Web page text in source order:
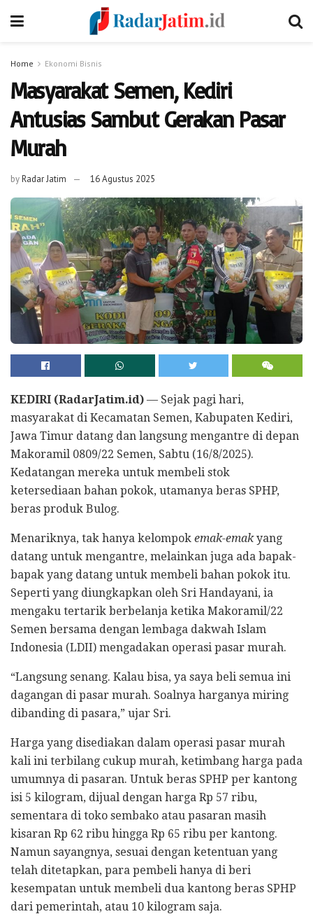
Home Ekonomi Bisnis
Masyarakat Semen, Kediri
Antusias Sambut Gerakan Pasar
Murah
byRadar Jatim 16 Agustus 2025
KEDIRI (RadarJatim.id) — Sejak pagi hari,
masyarakat di Kecamatan Semen, Kabupaten Kediri,
Jawa Timur datang dan langsung mengantre di depan
Makoramil 0809/22 Semen, Sabtu (16/8/2025).
Kedatangan mereka untuk membeli stok
ketersediaan bahan pokok, utamanya beras SPHP,
beras produk Bulog.
Menariknya, tak hanya kelompok emak-emakyang
datang untuk mengantre, melainkan juga ada bapak-
bapak yang datang untuk membeli bahan pokok itu.
Seperti yang diungkapkan oleh Sri Handayani, ia
mengaku tertarik berbelanja ketika Makoramil/22
Semen bersama dengan lembaga dakwah Islam
Indonesia (LDII) mengadakan operasi pasar murah.
“Langsung senang. Kalau bisa, ya saya beli semua ini
dagangan di pasar murah. Soalnya harganya miring
dibanding di pasara,” ujar Sri.
Harga yang disediakan dalam operasi pasar murah
kali ini terbilang cukup murah, ketimbang harga pada
umumnya di pasaran. Untuk beras SPHP per kantong
isi 5 kilogram, dijual dengan harga Rp 57 ribu,
sementara di toko sembako atau pasaran masih
kisaran Rp 62 ribu hingga Rp 65 ribu per kantong.
Namun sayangnya, sesuai dengan ketentuan yang
telah ditetapkan, para pembeli hanya di beri
kesempatan untuk membeli dua kantong beras SPHP
dari pemerintah, atau 10 kilogram saja.